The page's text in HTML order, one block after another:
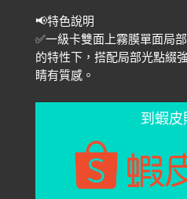
📢特色說明
✅一級卡雙面上霧膜單面局
的特性下，搭配局部光點綴
睛有質感。
到蝦皮